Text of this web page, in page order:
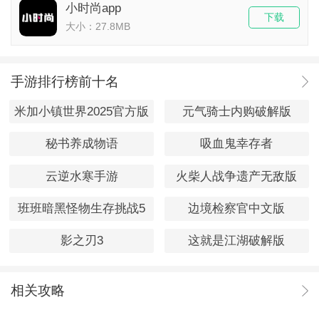
小时尚app
大小：27.8MB
下载
手游排行榜前十名
米加小镇世界2025官方版 元气骑士内购破解版
秘书养成物语 吸血鬼幸存者
云逆水寒手游 火柴人战争遗产无敌版
班班暗黑怪物生存挑战5 边境检察官中文版
影之刃3 这就是江湖破解版
相关攻略